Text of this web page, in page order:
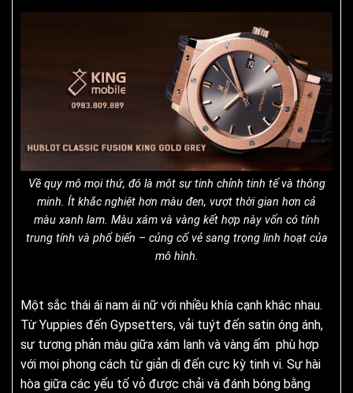
Về quy mô mọi thứ, đó là một sự tinh chỉnh tinh tế và thông
minh. Ít khắc nghiệt hơn màu đen, vượt thời gian hơn cả
màu xanh lam. Màu xám và vàng kết hợp này vốn có tính
trung tính và phổ biến – củng cố vẻ sang trọng linh hoạt của
mô hình.
Một sắc thái ái nam ái nữ với nhiều khía cạnh khác nhau.
Từ Yuppies đến Gypsetters, vải tuýt đến satin óng ánh,
sự tương phản màu giữa xám lạnh và vàng ấm phù hợp
với mọi phong cách từ giản dị đến cực kỳ tinh vi. Sự hài
hòa giữa các yếu tố vỏ được chải và đánh bóng bằng